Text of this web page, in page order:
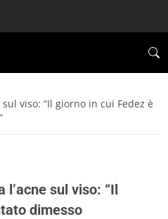
viso: “Il giorno in cui Fedez è
l’acne sul viso: “Il
dimesso